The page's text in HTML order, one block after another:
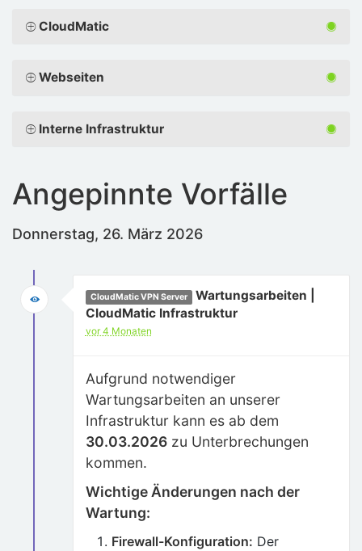
CloudMatic
Webseiten
Interne Infrastruktur
Angepinnte Vorfälle
Donnerstag, 26. März 2026
CloudMatic VPN Server
Wartungsarbeiten |
CloudMatic Infrastruktur
vor 4 Monaten
Aufgrund notwendiger
Wartungsarbeiten an unserer
Infrastruktur kann es ab dem
30.03.2026zu Unterbrechungen
kommen.
Wichtige Änderungen nach der
Wartung:
Firewall-Konfiguration: Der